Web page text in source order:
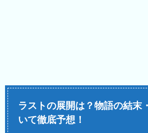
ラストの展開は？物語の結末
いて徹底予想！